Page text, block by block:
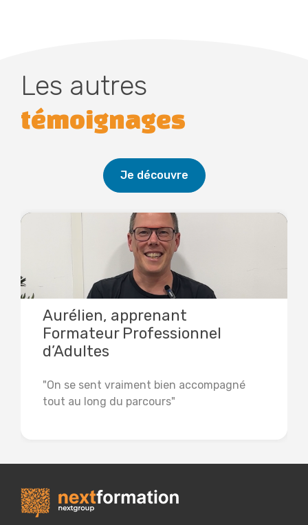
Les autres
témoignages
Je découvre
Aurélien, apprenant
Formateur Professionnel
d’Adultes
"On se sent vraiment bien accompagné
tout au long du parcours"